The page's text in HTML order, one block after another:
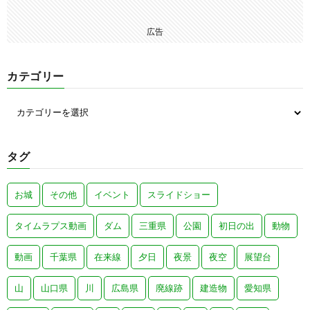
広告
カテゴリー
タグ
お城 その他 イベント スライドショー
タイムラプス動画 ダム 三重県 公園 初日の出 動物
動画 千葉県 在来線 夕日 夜景 夜空 展望台
山 山口県 川 広島県 廃線跡 建造物 愛知県